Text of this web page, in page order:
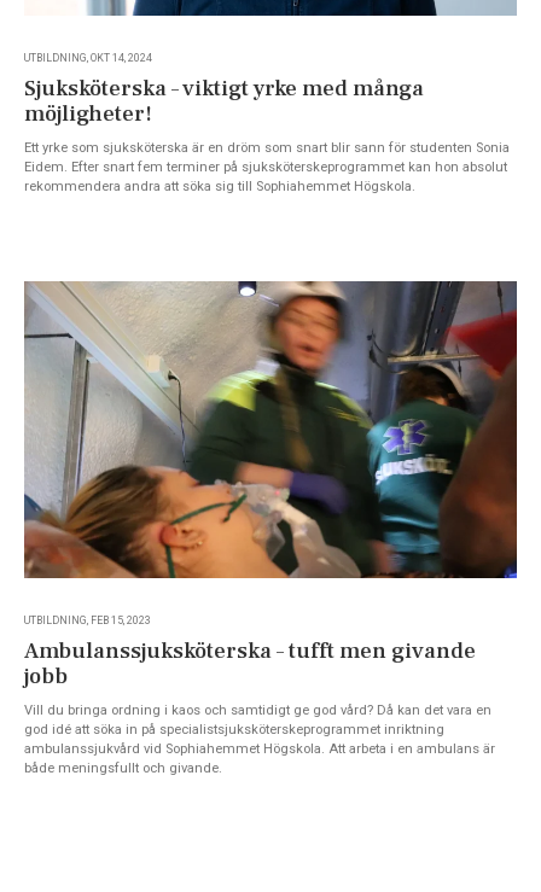
UTBILDNING, OKT 14, 2024
Sjuksköterska – viktigt yrke med många
möjligheter!
Ett yrke som sjuksköterska är en dröm som snart blir sann för studenten Sonia
Eidem. Efter snart fem terminer på sjuksköterskeprogrammet kan hon absolut
rekommendera andra att söka sig till Sophiahemmet Högskola.
UTBILDNING, FEB 15, 2023
Ambulanssjuksköterska – tufft men givande
jobb
Vill du bringa ordning i kaos och samtidigt ge god vård? Då kan det vara en
god idé att söka in på specialistsjuksköterskeprogrammet inriktning
ambulanssjukvård vid Sophiahemmet Högskola. Att arbeta i en ambulans är
både meningsfullt och givande.